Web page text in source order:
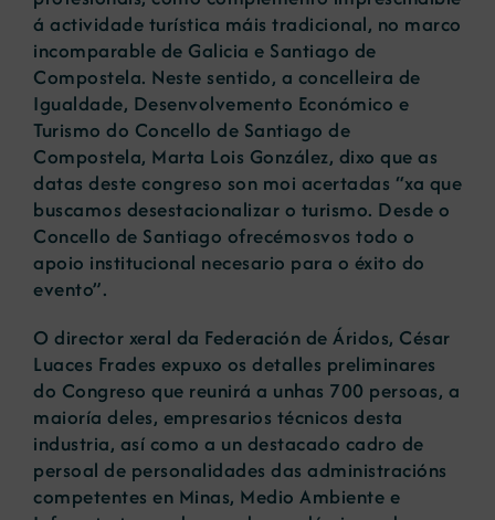
á actividade turística máis tradicional, no marco
incomparable de Galicia e Santiago de
Compostela. Neste sentido, a concelleira de
Igualdade, Desenvolvemento Económico e
Turismo do Concello de Santiago de
Compostela, Marta Lois González, dixo que as
datas deste congreso son moi acertadas “xa que
buscamos desestacionalizar o turismo. Desde o
Concello de Santiago ofrecémosvos todo o
apoio institucional necesario para o éxito do
evento”.
O director xeral da Federación de Áridos, César
Luaces Frades expuxo os detalles preliminares
do Congreso que reunirá a unhas 700 persoas, a
maioría deles, empresarios técnicos desta
industria, así como a un destacado cadro de
persoal de personalidades das administracións
competentes en Minas, Medio Ambiente e